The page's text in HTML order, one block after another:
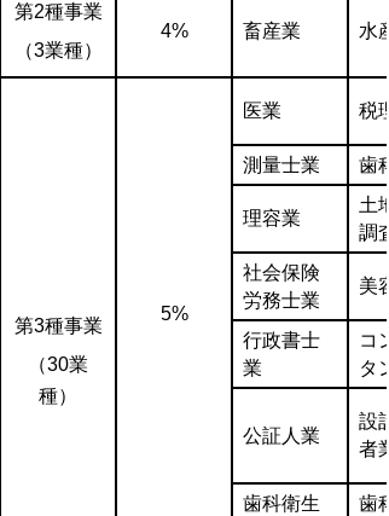
第2種事業
（3業種）
4% 畜産業 水
第3種事業
（30業
種）
5%
医業 税
測量士業 歯
理容業
土
調
社会保険
労務士業
美
行政書士
業
コ
タ
公証人業
設
者業
歯科衛生
歯